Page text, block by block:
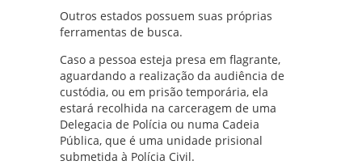
Outros estados possuem suas próprias
ferramentas de busca.
Caso a pessoa esteja presa em flagrante,
aguardando a realização da audiência de
custódia, ou em prisão temporária, ela
estará recolhida na carceragem de uma
Delegacia de Polícia ou numa Cadeia
Pública, que é uma unidade prisional
submetida à Polícia Civil.